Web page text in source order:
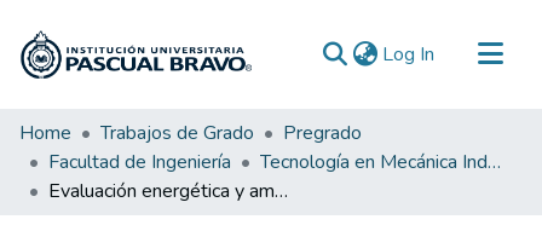
Log In (current)
Communities & Collections
All of DSpace
Statistics
Home Trabajos de Grado
Pregrado
Facultad de Ingeniería
Tecnología en Mecánica Industrial
Evaluación energética y ambiental de un vehículo ciclo OTTO usando mezclas iso-butanol/gasolina en un dinamómetro de rodillos y bajo condiciones de estado estacionario